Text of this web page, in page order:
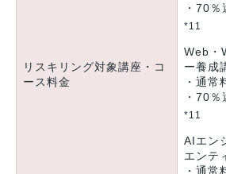
リスキリング対象講座・コ
ース料金
・70
*11
Web・
ー養成
・通
・70
*11
AIエン
エンテ
・通